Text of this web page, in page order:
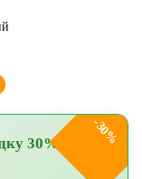
-30%
30%!